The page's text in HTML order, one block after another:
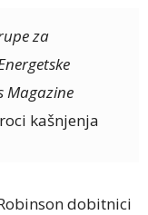
za
Magazine
kašnjenja
dobitnici